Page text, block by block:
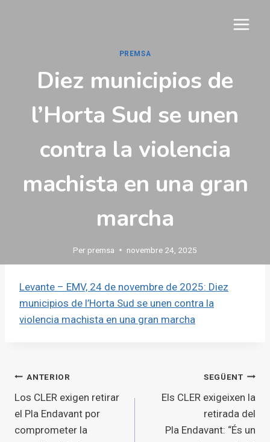
PREMSA
Diez municipios de
l’Horta Sud se unen
contra la violencia
machista en una gran
marcha
Per premsa novembre 24, 2025
Levante – EMV, 24 de novembre de 2025: Diez
municipios de l’Horta Sud se unen contra la
violencia machista en una gran marcha
Navegació
d'entrades
ANTERIOR
Los CLER exigen retirar
el Pla Endavant por
comprometer la
SEGÜENT
Els CLER exigeixen la
retirada del
Pla Endavant: “És un